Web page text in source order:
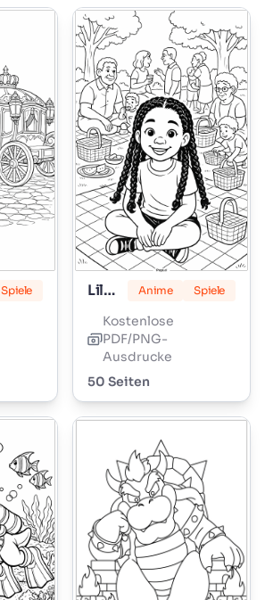
Spiele Lily Love Zöpfe Anime Spiele
Kostenlose
PDF/PNG-
Ausdrucke
50 Seiten